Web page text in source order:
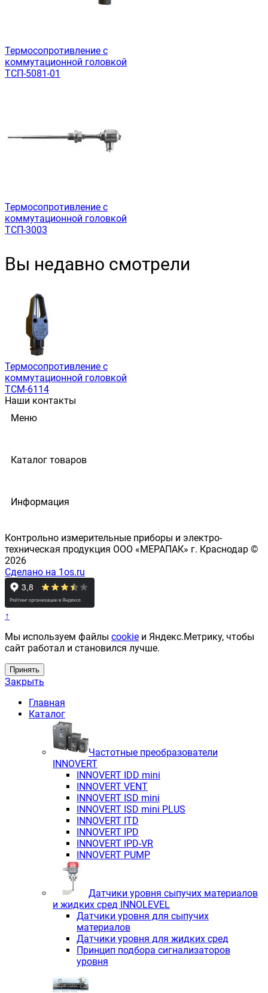
Термосопротивление с
коммутационной головкой
ТСП-5081-01
Термосопротивление с
коммутационной головкой
ТСП-3003
Вы недавно смотрели
Термосопротивление с
коммутационной головкой
ТСМ-6114
Наши контакты
Меню
Каталог товаров
Информация
Контрольно измерительные приборы и электро-
техническая продукция ООО «МЕРАПАК» г. Краснодар ©
2026
Сделано на 1os.ru
↑
Мы используем файлы cookie и Яндекс.Метрику, чтобы
сайт работал и становился лучше.
Принять
Закрыть
Главная
Каталог
Частотные преобразователи
INNOVERT
INNOVERT IDD mini
INNOVERT VENT
INNOVERT ISD mini
INNOVERT ISD mini PLUS
INNOVERT ITD
INNOVERT IРD
INNOVERT IРD-VR
INNOVERT PUMP
Датчики уровня сыпучих материалов
и жидких сред INNOLEVEL
Датчики уровня для сыпучих
материалов
Датчики уровня для жидких сред
Принцип подбора сигнализаторов
уровня